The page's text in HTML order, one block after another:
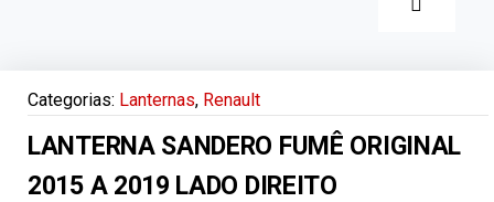
Categorias: Lanternas, Renault
LANTERNA SANDERO FUMÊ ORIGINAL
2015 A 2019 LADO DIREITO